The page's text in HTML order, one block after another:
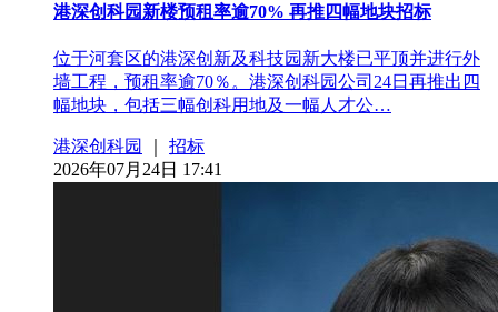
港深创科园新楼预租率逾70% 再推四幅地块招标
位于河套区的港深创新及科技园新大楼已平顶并进行外
墙工程，预租率逾70％。港深创科园公司24日再推出四
幅地块，包括三幅创科用地及一幅人才公…
港深创科园
招标
2026年07月24日 17:41